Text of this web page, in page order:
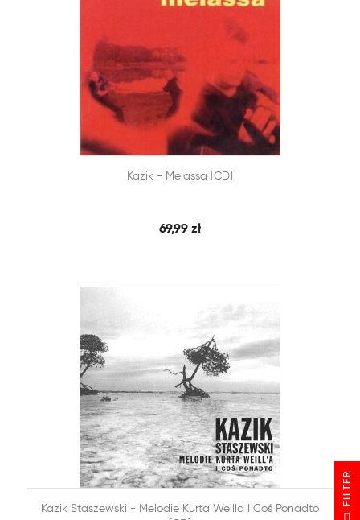
DODAJ DO KOSZYKA
SZYBKI PODGLĄD
Kazik - Melassa [CD]
69,99 zł
DODAJ DO KOSZYKA SZYBKI PODGLĄD
Kazik Staszewski - Melodie Kurta Weilla I Coś Ponadto
R